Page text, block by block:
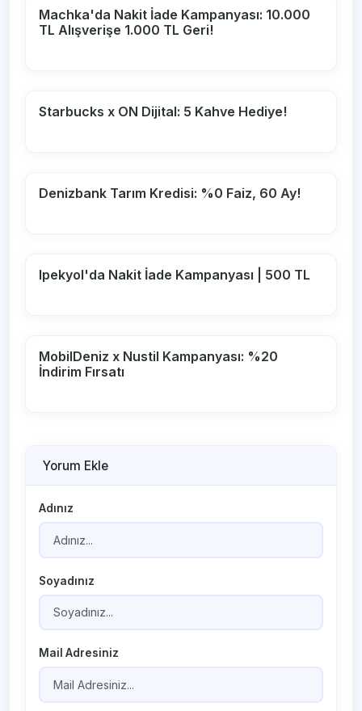
Machka'da Nakit İade Kampanyası: 10.000
TL Alışverişe 1.000 TL Geri!
Starbucks x ON Dijital: 5 Kahve Hediye!
Denizbank Tarım Kredisi: %0 Faiz, 60 Ay!
Ipekyol'da Nakit İade Kampanyası | 500 TL
MobilDeniz x Nustil Kampanyası: %20
İndirim Fırsatı
Yorum Ekle
Adınız
Soyadınız
Mail Adresiniz